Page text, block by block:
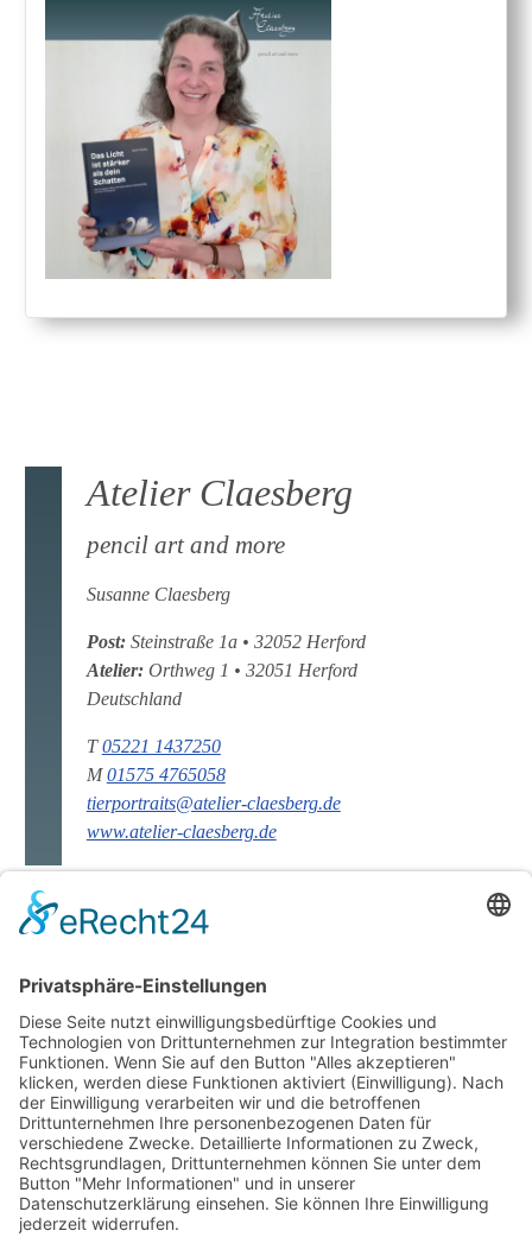
Atelier Claesberg
pencil art and more
Susanne Claesberg
Post: Steinstraße 1a• 32052 Herford
Atelier: Orthweg 1 • 32051 Herford
Deutschland
T05221 1437250
M01575 4765058
tierportraits@atelier-claesberg.de
www.atelier-claesberg.de